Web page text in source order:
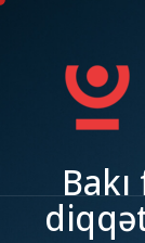
Bakı
diqqə